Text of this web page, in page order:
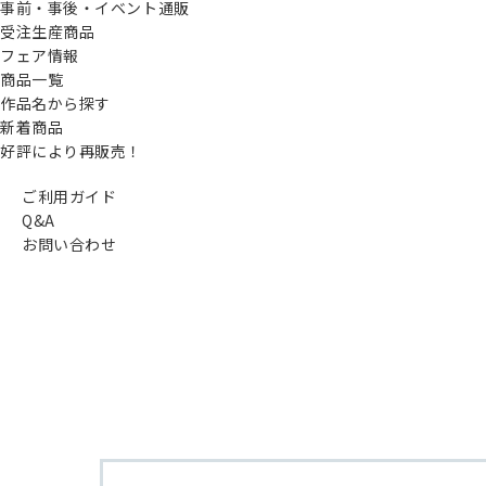
事前・事後・イベント通販
受注生産商品
フェア情報
商品一覧
作品名から探す
新着商品
好評により再販売！
ご利用ガイド
Q&A
お問い合わせ